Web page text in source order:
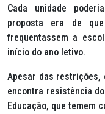
Cada unidade
proposta era de
frequentassem a
início do ano letivo.
Apesar das restrições,
encontra resistência
Educação, que temem